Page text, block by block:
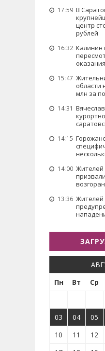
17:59 В
центр
рублей
16:32 Калинин
15:47
области
млн за
14:31
14:15
14:00 Жителей
13:36 Жителей
Пн
Вт Ср
03
04 05
10
11 12